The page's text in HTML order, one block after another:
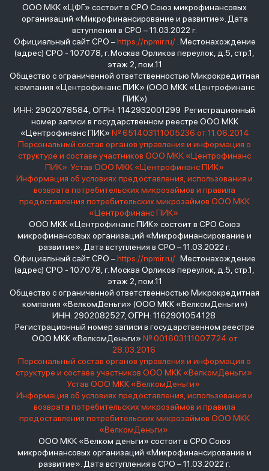
ООО МКК «ЦФГ» состоит в СРО Союз микрофинансовых
организаций «Микрофинансирование и развитие». Дата
вступления в СРО – 11.03.2022 г.
Официальный сайт СРО –https://npmir.ru/. Местонахождение
(адрес) СРО - 107078, г. Москва Орликов переулок, д.5, стр.1,
этаж 2, пом.11
Общество с ограниченной ответственностью Микрокредитная
компания «Центрофинанс ПИК» (ООО МКК «Центрофинанс
ПИК»)
ИНН: 2902078584, ОГРН: 1142932001299 Регистрационный
номер записи в государственном реестре ООО МКК
«Центрофинанс ПИК» № 651403111005236 от 11.06.2014
Персональный состав органов управления и информация о
структуре и составе участников ООО МКК «Центрофинанс
ПИК» Устав ООО МКК «Центрофинанс ПИК»
Информация об условиях предоставления, использования и
возврата потребительских микрозаймов и правила
предоставления потребительских микрозаймов ООО МКК
«Центрофинанс ПИК»
ООО МКК «Центрофинанс ПИК» состоит в СРО Союз
микрофинансовых организаций «Микрофинансирование и
развитие». Дата вступления в СРО – 11.03.2022 г.
Официальный сайт СРО –https://npmir.ru/. Местонахождение
(адрес) СРО - 107078, г. Москва Орликов переулок, д.5, стр.1,
этаж 2, пом.11
Общество с ограниченной ответственностью Микрокредитная
компания «ВелкомДеньги» (ООО МКК «ВелкомДеньги»)
ИНН: 2902082527, ОГРН: 1162901054128
Регистрационный номер записи в государственном реестре
ООО МКК «ВелкомДеньги» № 001603111007724 от
28.03.2016
Персональный состав органов управления и информация о
структуре и составе участников ООО МКК «ВелкомДеньги»
Устав ООО МКК «ВелкомДеньги»
Информация об условиях предоставления, использования и
возврата потребительских микрозаймов и правила
предоставления потребительских микрозаймов ООО МКК
«ВелкомДеньги»
ООО МКК «Велком деньги» состоит в СРО Союз
микрофинансовых организаций «Микрофинансирование и
развитие». Дата вступления в СРО – 11.03.2022 г.